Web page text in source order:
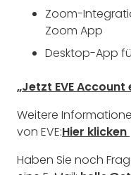
Zoom-
Zoom App
Desktop-App
„Jetzt EVE Account
Weitere
von EVE:Hier klicken
Haben Sie noch